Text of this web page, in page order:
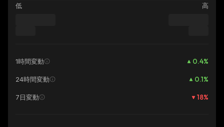
低 高
1時間変動 0.4%
24時間変動 0.1%
7日変動 18%